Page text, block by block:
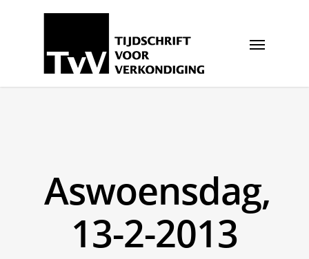
Aswoensdag,
13-2-2013